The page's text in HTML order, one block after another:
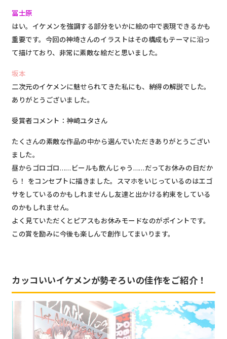
冨士原
はい。イケメンを強調する部分をいかに絵の中で表現できるかも
重要です。今回の神埼さんのイラストはその構成もテーマに沿っ
て描けており、非常に素敵な絵だと思いました。
坂本
二次元のイケメンに魅せられてきた私にも、納得の解説でした。
ありがとうございました。
受賞者コメント：神崎ユタさん
たくさんの素敵な作品の中から選んでいただきありがとうござい
ました。
昼からゴロゴロ……ビールも飲んじゃう……だってお休みの日だか
ら！ をコンセプトに描きました。スマホをいじっているのはエゴ
サをしているのかもしれませんし友達と出かける約束をしている
のかもしれません。
よく見ていただくとピアスもお休みモードなのがポイントです。
この賞を励みに今後も楽しんで創作してまいります。
カッコいいイケメンが勢ぞろいの佳作をご紹介！